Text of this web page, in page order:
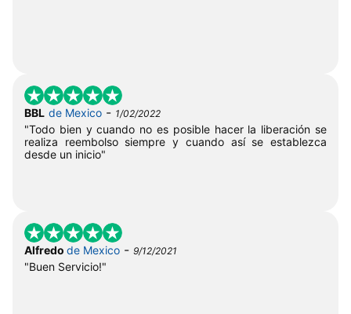
BBL de Mexico - 1/02/2022
"Todo bien y cuando no es posible hacer la liberación se
realiza reembolso siempre y cuando así se establezca
desde un inicio"
Alfredo de Mexico - 9/12/2021
"Buen Servicio!"